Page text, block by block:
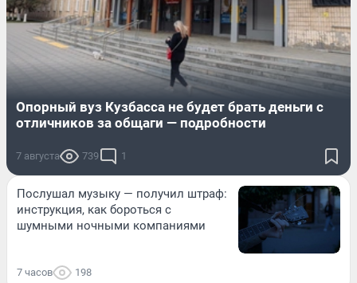
Опорный вуз Кузбасса не будет брать деньги с
отличников за общаги — подробности
7 августа 739 1
Послушал музыку — получил штраф:
инструкция, как бороться с
шумными ночными компаниями
7 часов 198